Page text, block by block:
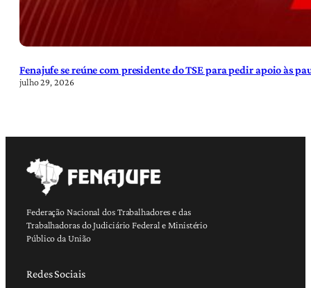
Fenajufe se reúne com presidente do TSE para pedir apoio às
julho 29, 2026
Federação Nacional dos Trabalhadores e das
Trabalhadoras do Judiciário Federal e Ministério
Público da União
Redes Sociais